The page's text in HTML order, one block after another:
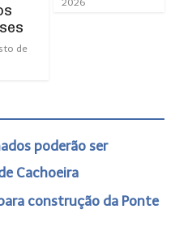
de
poderão ser
Cachoeira
construção da Ponte